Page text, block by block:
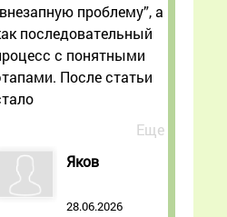
проблему”, а
последовательный
с понятными
После статьи
Еще
Яков
28.06.2026